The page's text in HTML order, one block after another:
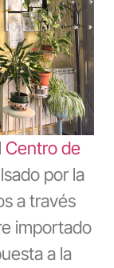
Centro de
por la
a través
importado
a la